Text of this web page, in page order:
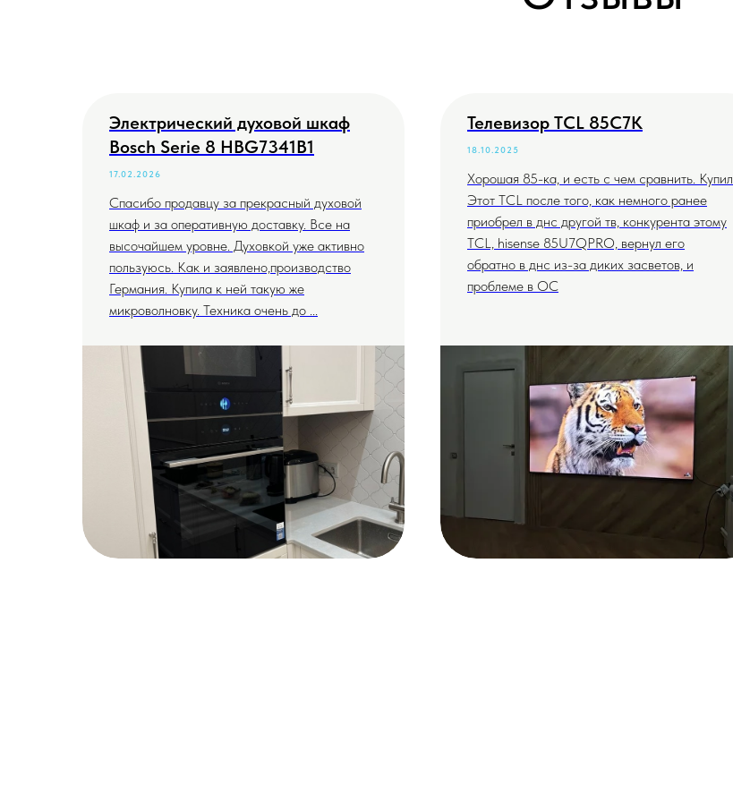
Электрический духовой шкаф
Bosch Serie 8 HBG7341B1
17.02.2026
Спасибо продавцу за прекрасный духовой
шкаф и за оперативную доставку. Все на
высочайшем уровне. Духовкой уже активно
пользуюсь. Как и заявлено,производство
Германия. Купила к ней такую же
микроволновку. Техника очень до ...
Телевизор TCL 85C7K
18.10.2025
Хорошая 85-ка, и есть с чем сравнить. Купил
Этот TCL после того, как немного ранее
приобрел в днс другой тв, конкурента этому
TCL, hisense 85U7QPRO, вернул его
обратно в днс из-за диких засветов, и
проблеме в ОС